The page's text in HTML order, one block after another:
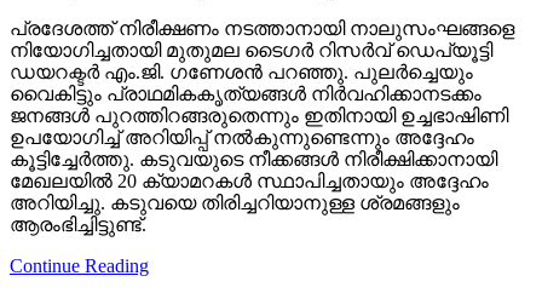
പ്രദേശത്ത് നിരീക്ഷണം നടത്താനായി നാലുസംഘങ്ങളെ
നിയോഗിച്ചതായി മുതുമല ടൈഗര്‍ റിസര്‍വ് ഡെപ്യൂട്ടി
ഡയറക്ടര്‍ എം.ജി. ഗണേശന്‍ പറഞ്ഞു. പുലര്‍ച്ചെയും
വൈകിട്ടും പ്രാഥമികകൃത്യങ്ങള്‍ നിര്‍വഹിക്കാനടക്കം
ജനങ്ങള്‍ പുറത്തിറങ്ങരുതെന്നും ഇതിനായി ഉച്ചഭാഷിണി
ഉപയോഗിച്ച് അറിയിപ്പ് നല്‍കുന്നുണ്ടെന്നും അദ്ദേഹം
കൂട്ടിച്ചേര്‍ത്തു. കടുവയുടെ നീക്കങ്ങള്‍ നിരീക്ഷിക്കാനായി
മേഖലയില്‍ 20 ക്യാമറകള്‍ സ്ഥാപിച്ചതായും അദ്ദേഹം
അറിയിച്ചു. കടുവയെ തിരിച്ചറിയാനുള്ള ശ്രമങ്ങളും
ആരംഭിച്ചിട്ടുണ്ട്.
Continue Reading